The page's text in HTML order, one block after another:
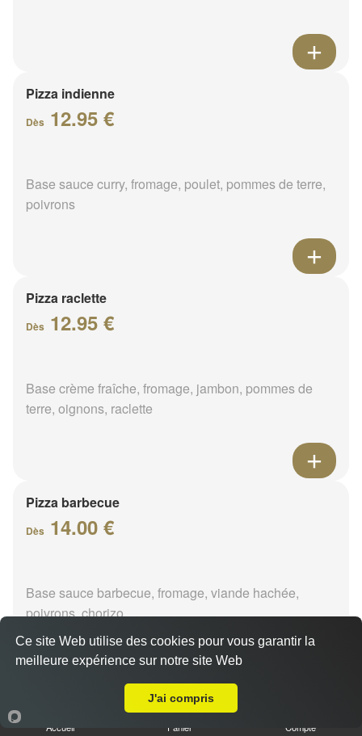
Pizza indienne
Dès 12.95 €
Base sauce curry, fromage, poulet, pommes de terre,
poivrons
Pizza raclette
Dès 12.95 €
Base crème fraîche, fromage, jambon, pommes de
terre, oignons, raclette
Pizza barbecue
Dès 14.00 €
Base sauce barbecue, fromage, viande hachée,
poivrons, chorizo
Accueil Panier Compte
Ce site Web utilise des cookies pour vous garantir la
meilleure expérience sur notre site Web
J'ai compris